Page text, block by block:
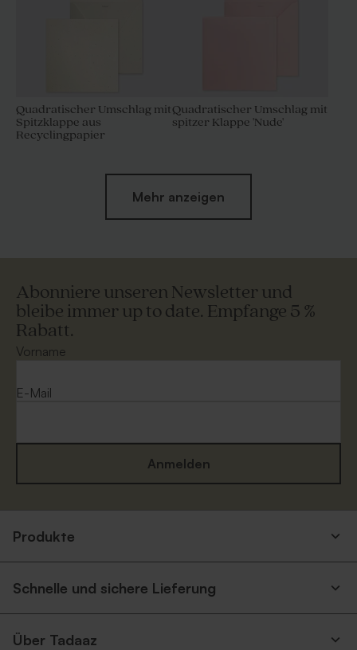
Quadratischer Umschlag mit
Spitzklappe aus
Recyclingpapier
Quadratischer Umschlag mit
spitzer Klappe 'Nude'
Quadratischer Umschlag
Rostbraun
Umschlag 'Gold'
Mehr anzeigen
Abonniere unseren Newsletter und
bleibe immer up to date. Empfange 5 %
Rabatt.
Vorname
E-Mail
Anmelden
Produkte
Schnelle und sichere Lieferung
Über Tadaaz